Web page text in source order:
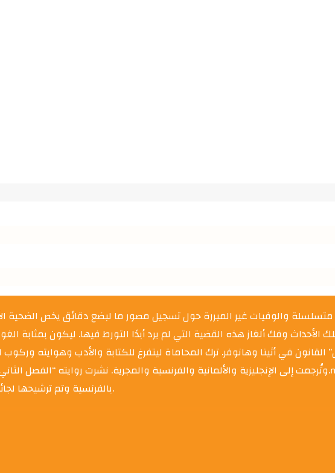
متسلسلة والوفيات غير المبررة حول تسجيل مصور ما لبضع دقائق يخص الضحية
الأحداث وفك ألغاز هذه القضية التي لم يرد أبدًا التورط فيها. ليكون
بالفرنسية وتم ترشيحها لجائزة أثينا للأدب ، وفيوليتا نيجرا أوكسيتاني وجائزة الكتاب الأوروبي.